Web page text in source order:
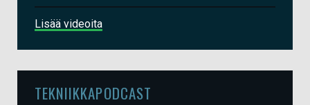
Lisää videoita
TEKNIIKKAPODCAST